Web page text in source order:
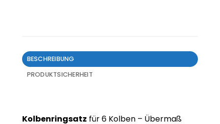
BESCHREIBUNG
PRODUKTSICHERHEIT
Kolbenringsatz für 6 Kolben – Übermaß